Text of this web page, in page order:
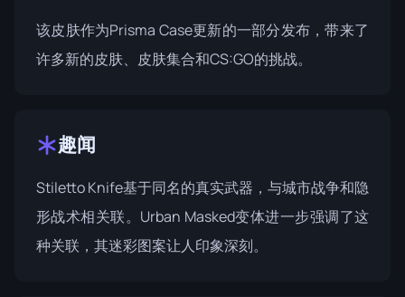
该皮肤作为Prisma Case更新的一部分发布，带来了
许多新的皮肤、皮肤集合和CS:GO的挑战。
趣闻
Stiletto Knife基于同名的真实武器，与城市战争和隐
形战术相关联。Urban Masked变体进一步强调了这
种关联，其迷彩图案让人印象深刻。